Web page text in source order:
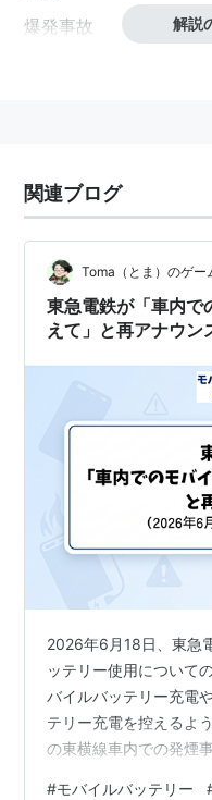
爆発事故
解説
関連ブログ
Toma（とま）のゲー
東急電鉄が「車内で
えて」と再アナウ
2026年6月18日、東急
ッテリー使用について
バイルバッテリー充電
テリー充電を控えるよ
の東横線車内での発煙
#モバイルバッテリー